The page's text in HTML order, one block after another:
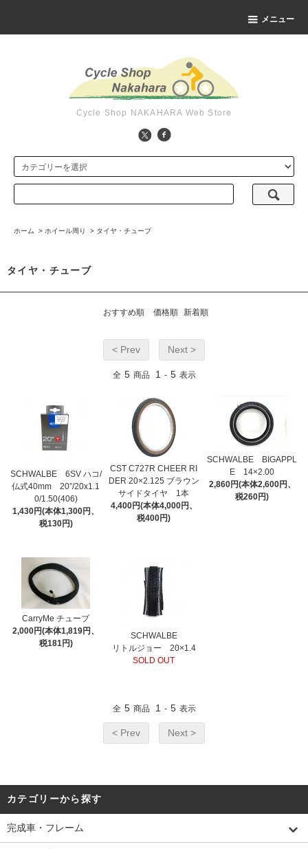
メニュー
Cycle Shop NAKAHARA Web Store
ホーム > ホイール周り > タイヤ・チューブ
タイヤ・チューブ
おすすめ順 価格順 新着順
< Prev Next >
全 5 商品 1 - 5 表示
SCHWALBE 6SV ハコ/
仏式40mm 20”/20x1.1
0/1.50(406)
1,430円(本体1,300円、
税130円)
CST C727R CHEER RI
DER 20×2.125 ブラウン
サイドタイヤ 1本
4,400円(本体4,000円、
税400円)
SCHWALBE BIGAPPL
E 14×2.00
2,860円(本体2,600円、
税260円)
CarryMe チューブ
2,000円(本体1,819円、
税181円)
SCHWALBE
リトルジョー 20×1.4
SOLD OUT
全 5 商品 1 - 5 表示
< Prev Next >
カテゴリーから探す
完成車・フレーム